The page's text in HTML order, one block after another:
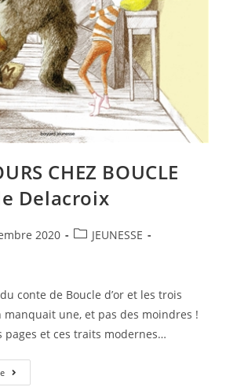
CHEZ BOUCLE
Delacroix
2020
JEUNESSE
conte de Boucle d’or et les trois
manquait une, et pas des moindres !
pages et ces traits modernes…